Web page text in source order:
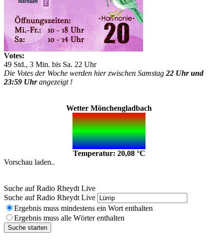
Votes:
49 Std., 3 Min. bis Sa. 22 Uhr
Die Votes der Woche werden hier zwischen Samstag 22 Uhr und
23:59 Uhrangezeigt !
Wetter Mönchengladbach
Temperatur: 20,08 °C
Vorschau laden..
Suche auf Radio Rheydt Live
Suche auf Radio Rheydt Live
Ergebnis muss mindestens ein Wort enthalten
Ergebnis muss alle Wörter enthalten
Suche starten